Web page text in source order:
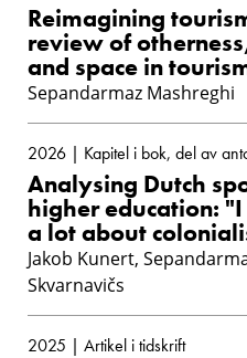
Reimagining
review of
and space in
Sepandarmaz Mashreghi
2026 | Kapitel i bok, del av
Analysing Dutch
higher education:
a lot about
Jakob Kunert,
Skvarnavičs
2025 | Artikel i tidskrift